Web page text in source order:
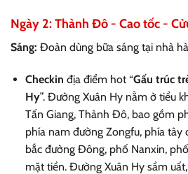
Ngày 2: Thành Đô - Cao tốc -
Sáng: Đoàn dùng bữa sáng tại nhà
Checkin địa điểm hot “Gấu trúc
Hy”. Đường Xuân Hy nằm ở tiểu
Tấn Giang, Thành Đô, bao gồm
phía nam đường Zongfu, phía tây
bắc đường Đông, phố Nanxin,
mặt tiền. Đường Xuân Hy sầm